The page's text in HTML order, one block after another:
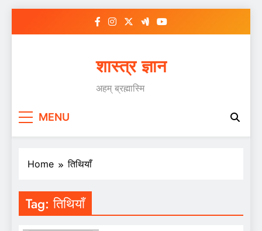
शास्त्र ज्ञान
अहम् ब्रह्मास्मि
MENU
Home तिथियाँ
Tag:तिथियाँ